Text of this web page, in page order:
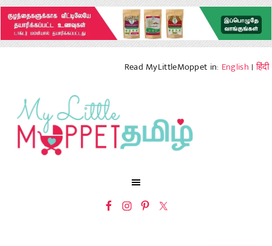
Read MyLittleMoppet in: English |हिंदी